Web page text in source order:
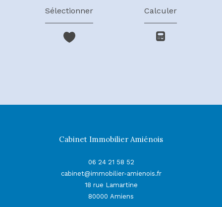
Sélectionner Calculer
Cabinet Immobilier Amiénois
06 24 21 58 52
cabinet@immobilier-amienois.fr
18 rue Lamartine
80000
Amiens